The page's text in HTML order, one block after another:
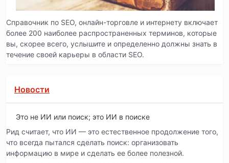
Справочник по SEO, онлайн-торговле и интернету включает
более 200 наиболее распространенных терминов, которые
вы, скорее всего, услышите и определенно должны знать в
течение своей карьеры в области SEO.
Новости
Это не ИИ или поиск; это ИИ в поиске
Рид считает, что ИИ — это естественное продолжение того,
что всегда пытался сделать поиск: организовать
информацию в мире и сделать ее более полезной.